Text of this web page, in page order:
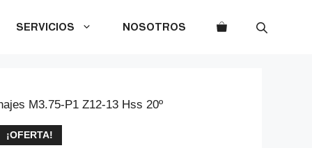
SERVICIOS NOSOTROS
M3.75-P1 Z12-13 Hss 20º
¡OFERTA!